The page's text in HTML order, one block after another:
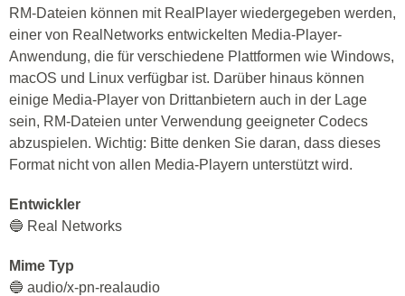
RM-Dateien können mit RealPlayer wiedergegeben werden,
einer von RealNetworks entwickelten Media-Player-
Anwendung, die für verschiedene Plattformen wie Windows,
macOS und Linux verfügbar ist. Darüber hinaus können
einige Media-Player von Drittanbietern auch in der Lage
sein, RM-Dateien unter Verwendung geeigneter Codecs
abzuspielen. Wichtig: Bitte denken Sie daran, dass dieses
Format nicht von allen Media-Playern unterstützt wird.
Entwickler
🔵 Real Networks
Mime Typ
🔵 audio/x-pn-realaudio